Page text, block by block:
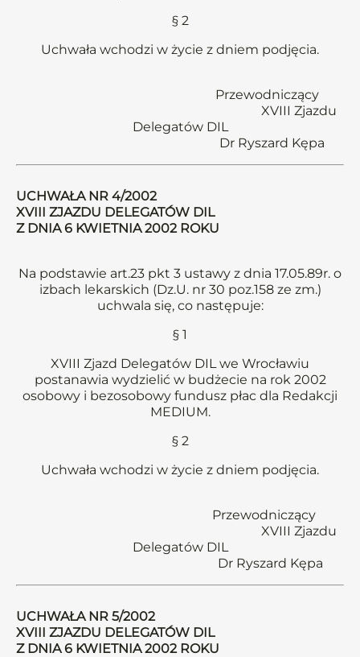
§ 2
Uchwała wchodzi w życie z dniem podjęcia.
Przewodniczący
XVIII Zjazdu
Delegatów DIL
Dr Ryszard Kępa
UCHWAŁA NR 4/2002
XVIII ZJAZDU DELEGATÓW DIL
Z DNIA 6 KWIETNIA 2002 ROKU
Na podstawie art.23 pkt 3 ustawy z dnia 17.05.89r. o
izbach lekarskich (Dz.U. nr 30 poz.158 ze zm.)
uchwala się, co następuje:
§ 1
XVIII Zjazd Delegatów DIL we Wrocławiu
postanawia wydzielić w budżecie na rok 2002
osobowy i bezosobowy fundusz płac dla Redakcji
MEDIUM.
§ 2
Uchwała wchodzi w życie z dniem podjęcia.
Przewodniczący
XVIII Zjazdu
Delegatów DIL
Dr Ryszard Kępa
UCHWAŁA NR 5/2002
XVIII ZJAZDU DELEGATÓW DIL
Z DNIA 6 KWIETNIA 2002 ROKU